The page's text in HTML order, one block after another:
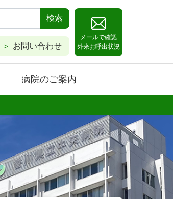
検索
お問い合わせ
メールで確認
外来お呼出状況
病院のご案内